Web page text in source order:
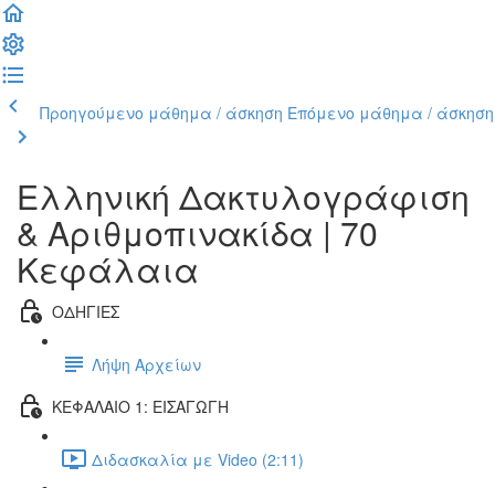
Προηγούμενο μάθημα / άσκηση Επόμενο μάθημα / άσκηση
Ελληνική Δακτυλογράφιση
& Αριθμοπινακίδα | 70
Κεφάλαια
ΟΔΗΓΙΕΣ
Λήψη Αρχείων
ΚΕΦΑΛΑΙΟ 1: ΕΙΣΑΓΩΓΗ
Διδασκαλία με Video (2:11)